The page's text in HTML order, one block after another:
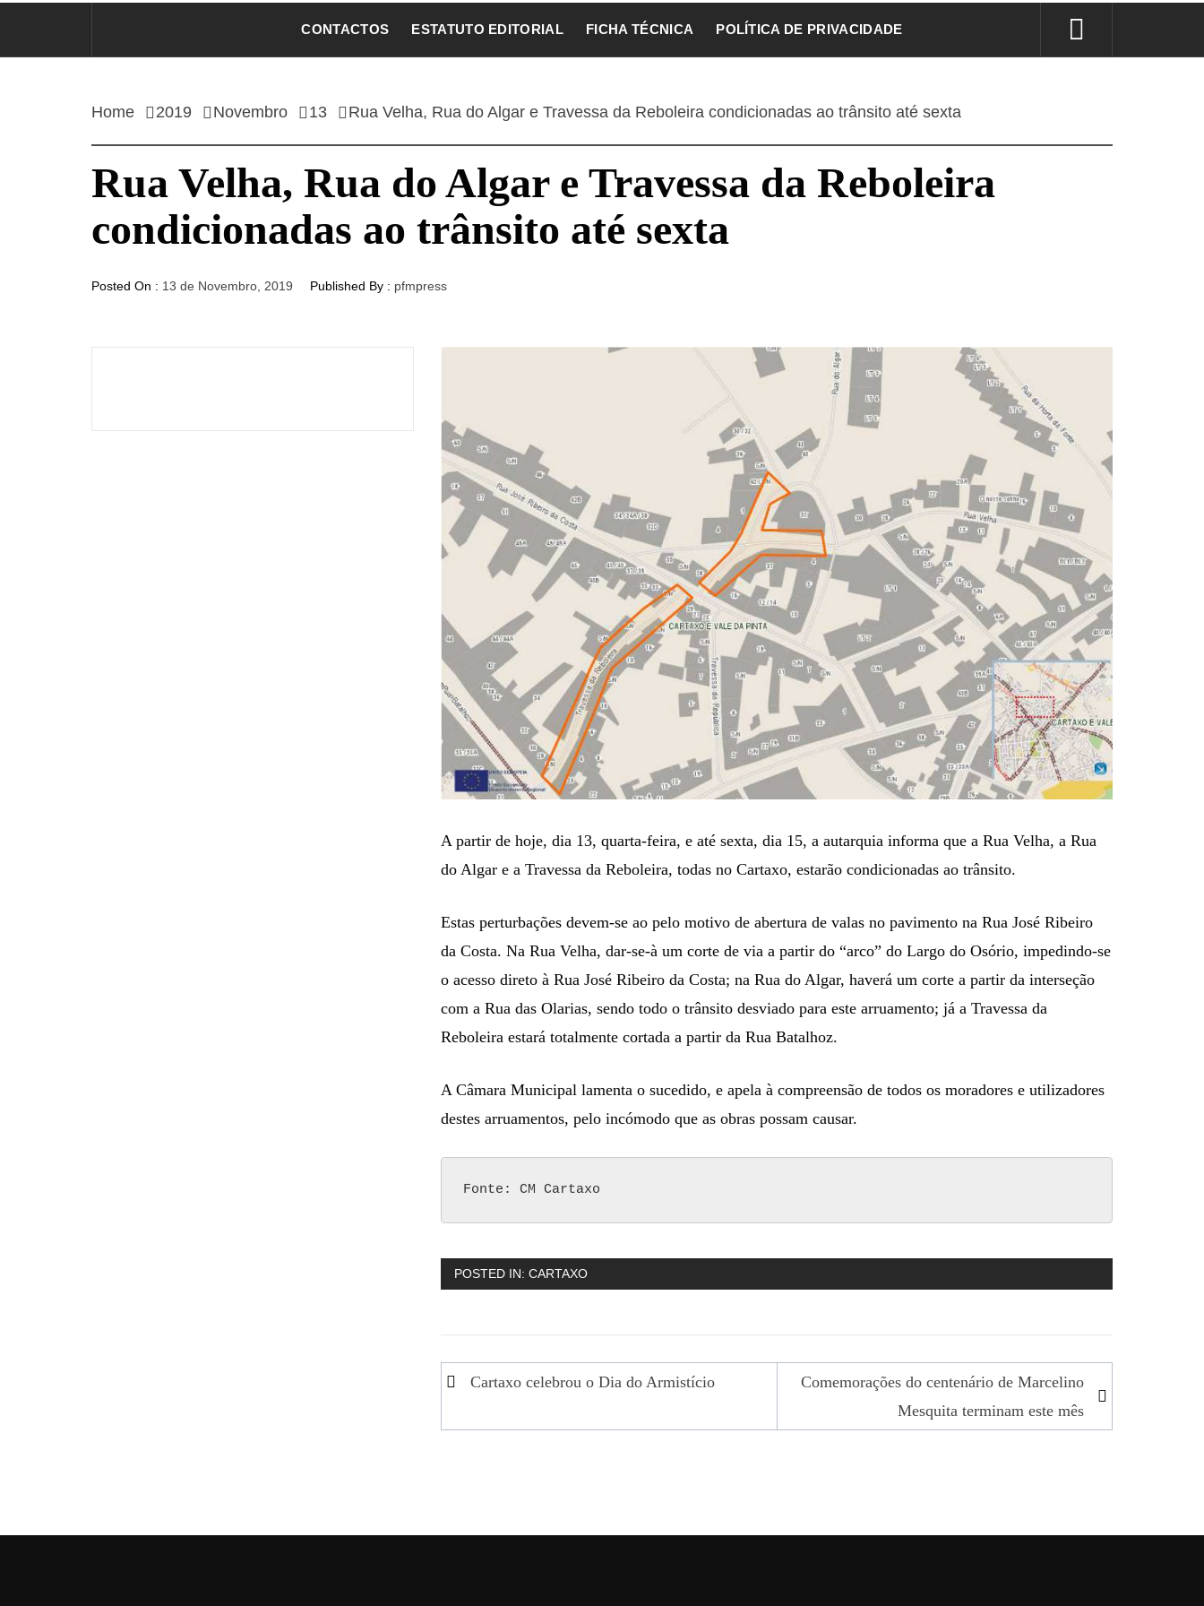
CONTACTOS ESTATUTO EDITORIAL FICHA TÉCNICA POLÍTICA DE PRIVACIDADE
Home 2019 Novembro 13 Rua Velha, Rua do Algar e Travessa da Reboleira condicionadas ao trânsito até sexta
Rua Velha, Rua do Algar e Travessa da Reboleira
condicionadas ao trânsito até sexta
Posted On : 13 de Novembro, 2019 Published By : pfmpress
A partir de hoje, dia 13, quarta-feira, e até sexta, dia 15, a autarquia informa que a Rua Velha, a Rua
do Algar e a Travessa da Reboleira, todas no Cartaxo, estarão condicionadas ao trânsito.
Estas perturbações devem-se ao pelo motivo de abertura de valas no pavimento na Rua José Ribeiro
da Costa. Na Rua Velha, dar-se-à um corte de via a partir do “arco” do Largo do Osório, impedindo-se
o acesso direto à Rua José Ribeiro da Costa; na Rua do Algar, haverá um corte a partir da interseção
com a Rua das Olarias, sendo todo o trânsito desviado para este arruamento; já a Travessa da
Reboleira estará totalmente cortada a partir da Rua Batalhoz.
A Câmara Municipal lamenta o sucedido, e apela à compreensão de todos os moradores e utilizadores
destes arruamentos, pelo incómodo que as obras possam causar.
Fonte: CM Cartaxo
POSTED IN:CARTAXO
Navegação
artigos
Cartaxo celebrou o Dia do Armistício
Comemorações do centenário de Marcelino
Mesquita terminam este mês